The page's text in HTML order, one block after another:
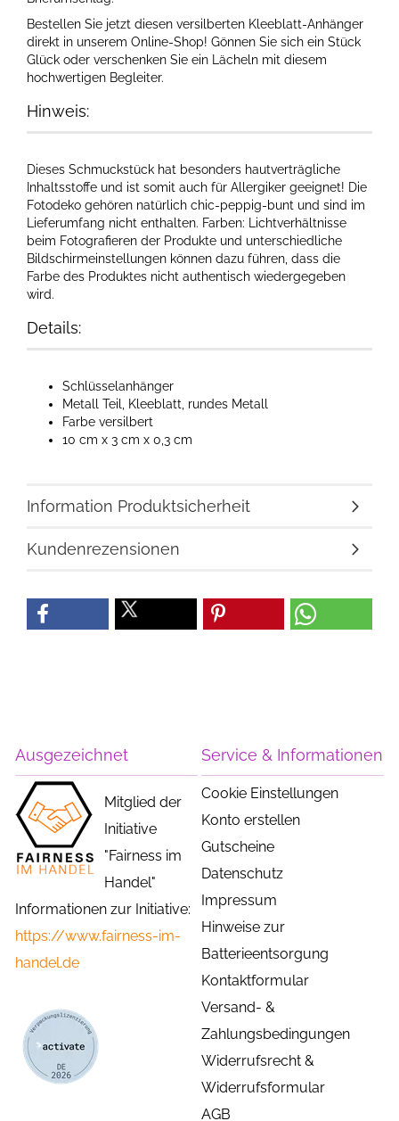
Bestellen Sie jetzt diesen versilberten Kleeblatt-Anhänger
direkt in unserem Online-Shop! Gönnen Sie sich ein Stück
Glück oder verschenken Sie ein Lächeln mit diesem
hochwertigen Begleiter.
Hinweis:
Dieses Schmuckstück hat besonders hautverträgliche
Inhaltsstoffe und ist somit auch für Allergiker geeignet! Die
Fotodeko gehören natürlich chic-peppig-bunt und sind im
Lieferumfang nicht enthalten. Farben: Lichtverhältnisse
beim Fotografieren der Produkte und unterschiedliche
Bildschirmeinstellungen können dazu führen, dass die
Farbe des Produktes nicht authentisch wiedergegeben
wird.
Details:
Schlüsselanhänger
Metall Teil, Kleeblatt, rundes Metall
Farbe versilbert
10 cm x 3 cm x 0,3 cm
Information Produktsicherheit
Kundenrezensionen
Ausgezeichnet
Mitglied der
Initiative
"Fairness im
Handel"
Informationen zur Initiative:
https://www.fairness-im-
handel.de
Service & Informationen
Cookie Einstellungen
Konto erstellen
Gutscheine
Datenschutz
Impressum
Hinweise zur
Batterieentsorgung
Kontaktformular
Versand- &
Zahlungsbedingungen
Widerrufsrecht &
Widerrufsformular
AGB